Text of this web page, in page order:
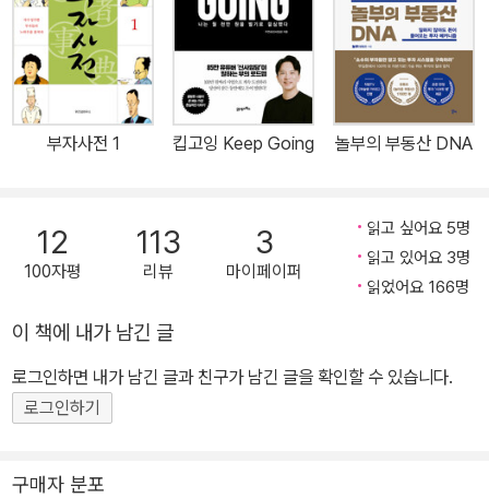
부자사전 1 킵고잉 Keep Going 놀부의 부동산 DNA
12
100자평
113
리뷰
3
마이페이퍼
읽고 싶어요 5명
읽고 있어요 3명
읽었어요 166명
이 책에 내가 남긴 글
로그인하면 내가 남긴 글과 친구가 남긴 글을 확인할 수 있습니다.
로그인하기
구매자 분포